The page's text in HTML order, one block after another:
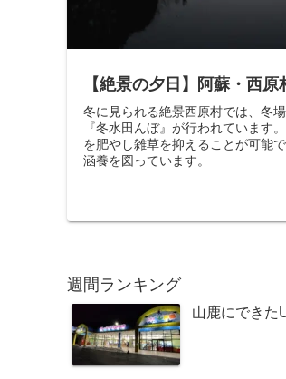
【絶景の夕日】阿蘇・西原
冬に見られる絶景西原村では、冬
『冬水田んぼ』が行われています
を肥やし雑草を抑えることが可能
涵養を図っています。
週間ランキング
山鹿にできた